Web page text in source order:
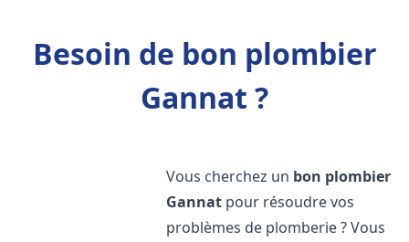
Besoin de bon plombier
Gannat ?
Vous cherchez un bon plombier
Gannat pour résoudre vos
problèmes de plomberie ? Vous